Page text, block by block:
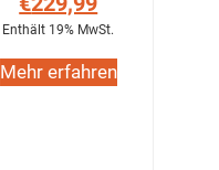
Enthält 19% MwSt.
Mehr erfahren